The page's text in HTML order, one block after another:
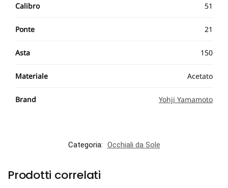
Calibro 51
Ponte 21
Asta 150
Materiale Acetato
Brand Yohji Yamamoto
Categoria: Occhiali da Sole
Prodotti correlati